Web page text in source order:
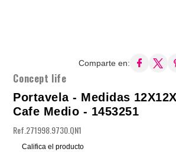
Comparte en:
Concept life
Portavela - Medidas
Cafe Medio - 1453251
Ref. 271998.9730.QN1
Califica el producto